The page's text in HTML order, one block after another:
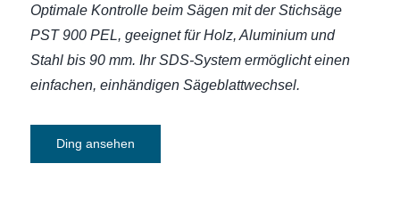
Optimale Kontrolle beim Sägen mit der Stichsäge
PST 900 PEL, geeignet für Holz, Aluminium und
Stahl bis 90 mm. Ihr SDS-System ermöglicht einen
einfachen, einhändigen Sägeblattwechsel.
Ding ansehen